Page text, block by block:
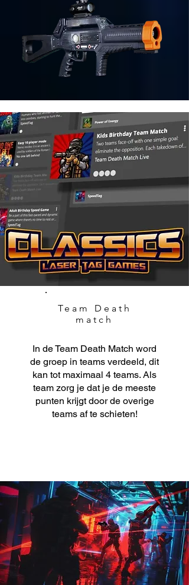
Team Death
match
In de Team Death Match word
de groep in teams verdeeld, dit
kan tot maximaal 4 teams. Als
team zorg je dat je de meeste
punten krijgt door de overige
teams af te schieten!